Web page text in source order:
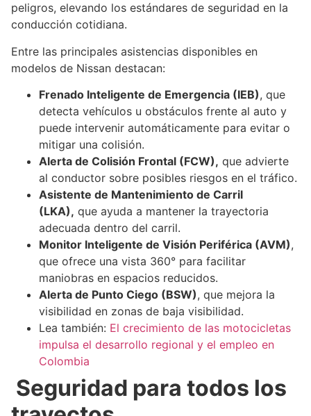
peligros, elevando los estándares de seguridad en la
conducción cotidiana.
Entre las principales asistencias disponibles en
modelos de Nissan destacan:
Frenado Inteligente de Emergencia (IEB), que
detecta vehículos u obstáculos frente al auto y
puede intervenir automáticamente para evitar o
mitigar una colisión.
Alerta de Colisión Frontal (FCW), que advierte
al conductor sobre posibles riesgos en el tráfico.
Asistente de Mantenimiento de Carril
(LKA), que ayuda a mantener la trayectoria
adecuada dentro del carril.
Monitor Inteligente de Visión Periférica (AVM),
que ofrece una vista 360° para facilitar
maniobras en espacios reducidos.
Alerta de Punto Ciego (BSW), que mejora la
visibilidad en zonas de baja visibilidad.
Lea también: El crecimiento de las motocicletas
impulsa el desarrollo regional y el empleo en
Colombia
Seguridad para todos los